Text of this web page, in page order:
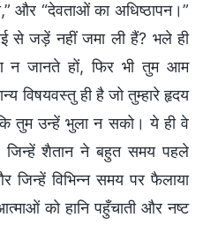
और “देवताओं का अधिष्ठापन।”
से जड़ें नहीं जमा ली हैं? भले ही
न जानते हों, फिर भी तुम आम
विषयवस्तु ही है जो तुम्हारे हृदय
तुम उन्हें भुला न सको। ये ही वे
जिन्हें शैतान ने बहुत समय पहले
जिन्हें विभिन्न समय पर फैलाया
को हानि पहुँचाती और नष्ट